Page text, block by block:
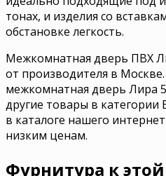
тонах, и изделия со
обстановке легкость.
Межкомнатная дверь ПВХ
от производителя в
межкомнатная дверь Лира
другие товары в категории
в каталоге нашего
низким ценам.
Фурнитура к